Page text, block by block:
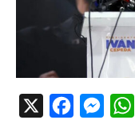
X
M